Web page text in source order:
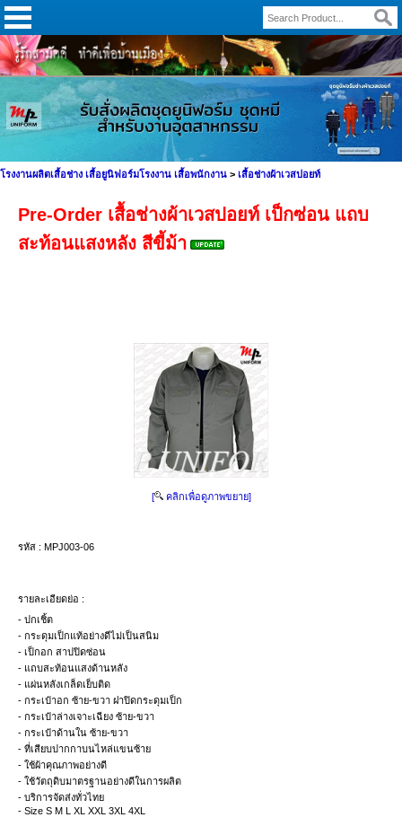
โรงงานผลิตเสื้อช่าง เสื้อยูนิฟอร์มโรงงาน เสื้อพนักงาน > เสื้อช่างผ้าเวสปอยท์
Pre-Order เสื้อช่างผ้าเวสปอยท์ เป็กซ่อน แถบ
สะท้อนแสงหลัง สีขี้ม้า
[ คลิกเพื่อดูภาพขยาย]
รหัส : MPJ003-06
รายละเอียดย่อ :
- ปกเชิ้ต
- กระดุมเป็กแท้อย่างดีไม่เป็นสนิม
- เป็กอก สาปปิดซ่อน
- แถบสะท้อนแสงด้านหลัง
- แผ่นหลังเกล็ดเย็บติด
- กระเป๋าอก ซ้าย-ขวา ฝาปิดกระดุมเป็ก
- กระเป๋าล่างเจาะเฉียง ซ้าย-ขวา
- กระเป๋าด้านใน ซ้าย-ขวา
- ที่เสียบปากกาบนไหล่แขนซ้าย
- ใช้ผ้าคุณภาพอย่างดี
- ใช้วัตถุดิบมาตรฐานอย่างดีในการผลิต
- บริการจัดส่งทั่วไทย
- Size S M L XL XXL 3XL 4XL